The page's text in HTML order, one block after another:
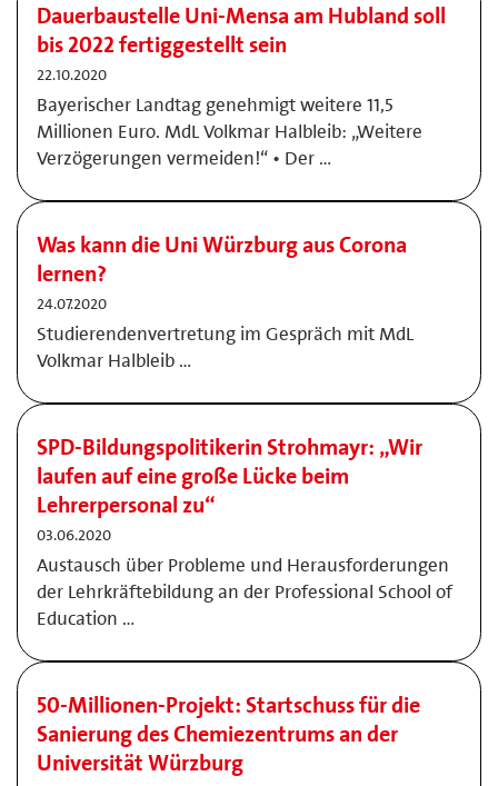
Dauerbaustelle Uni-Mensa am Hubland soll
bis 2022 fertiggestellt sein
22.10.2020
Bayerischer Landtag genehmigt weitere 11,5
Millionen Euro. MdL Volkmar Halbleib: „Weitere
Verzögerungen vermeiden!“ • Der …
Was kann die Uni Würzburg aus Corona
lernen?
24.07.2020
Studierendenvertretung im Gespräch mit MdL
Volkmar Halbleib …
SPD-Bildungspolitikerin Strohmayr: „Wir
laufen auf eine große Lücke beim
Lehrerpersonal zu“
03.06.2020
Austausch über Probleme und Herausforderungen
der Lehrkräftebildung an der Professional School of
Education …
50-Millionen-Projekt: Startschuss für die
Sanierung des Chemiezentrums an der
Universität Würzburg